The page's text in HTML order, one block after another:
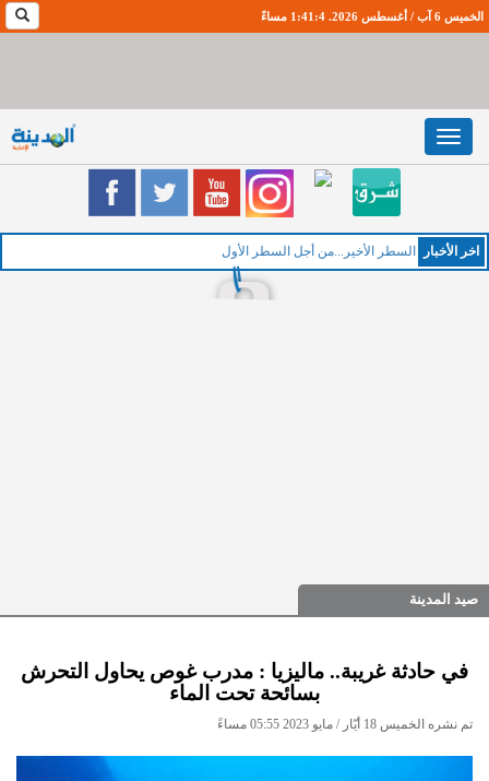
الخميس 6 آب / أغسطس 2026. 1:41:5 مساءً
Toggle
navigation
اخر اﻷخبار السطر الأخير...من أجل السطر الأول
صيد المدينة
في حادثة غريبة.. ماليزيا : مدرب غوص يحاول التحرش
بسائحة تحت الماء
تم نشره الخميس 18 أيّار / مايو 2023 05:55 مساءً